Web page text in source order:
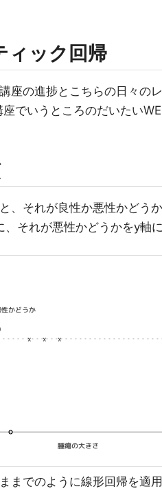
ィック回帰
座の進捗とこちらの日々の
でいうところのだいたい
、それが良性か悪性かどう
、それが悪性かどうかをy軸
までのように線形回帰を適